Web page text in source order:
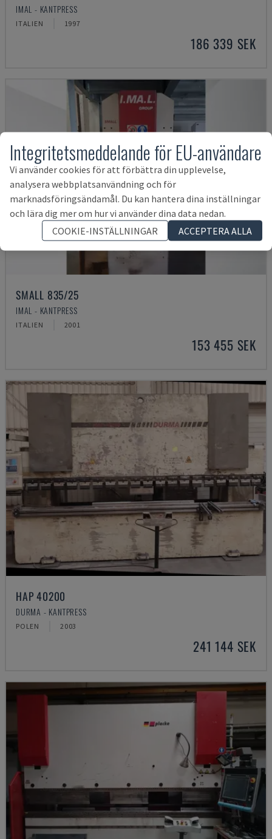
IMAL - KANTPRESS
ITALIEN 1997
186 339 SEK
SMALL 835/25
IMAL - KANTPRESS
ITALIEN 2001
153 455 SEK
HAP 40200
DURMA - KANTPRESS
POLEN 2003
241 144 SEK
Integritetsmeddelande för EU-användare
Vi använder cookies för att förbättra din upplevelse,
analysera webbplatsanvändning och för
marknadsföringsändamål. Du kan hantera dina inställningar
och lära dig mer om hur vi använder dina data nedan.
COOKIE-INSTÄLLNINGAR
ACCEPTERA ALLA